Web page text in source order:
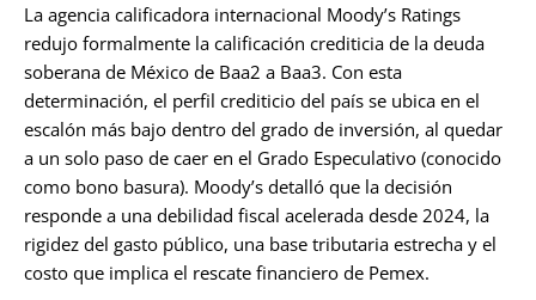
La agencia calificadora internacional Moody’s Ratings
redujo formalmente la calificación crediticia de la deuda
soberana de México de Baa2 a Baa3. Con esta
determinación, el perfil crediticio del país se ubica en el
escalón más bajo dentro del grado de inversión, al quedar
a un solo paso de caer en el Grado Especulativo (conocido
como bono basura). Moody’s detalló que la decisión
responde a una debilidad fiscal acelerada desde 2024, la
rigidez del gasto público, una base tributaria estrecha y el
costo que implica el rescate financiero de Pemex.